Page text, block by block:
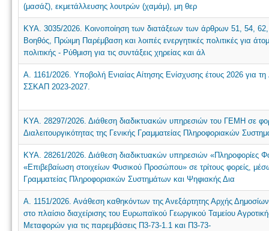
(μασάζ), εκμετάλλευσης λουτρών (χαμάμ), μη θερ
ΚΥΑ. 3035/2026. Κοινοποίηση των διατάξεων των άρθρων 51, 54,
Βοηθός, Πρώιμη Παρέμβαση και λοιπές ενεργητικές πολιτικές για
πολιτικής - Ρύθμιση για τις συντάξεις χηρείας και άλ
Α. 1161/2026. Υποβολή Ενιαίας Αίτησης Ενίσχυσης έτους 2026 για
ΣΣΚΑΠ 2023-2027.
ΚΥΑ. 28297/2026. Διάθεση διαδικτυακών υπηρεσιών του ΓΕΜΗ σε
Διαλειτουργικότητας της Γενικής Γραμματείας Πληροφοριακών
ΚΥΑ. 28261/2026. Διάθεση διαδικτυακών υπηρεσιών
«Επιβεβαίωση στοιχείων Φυσικού Προσώπου» σε τρίτους φορείς,
Γραμματείας Πληροφοριακών Συστημάτων και Ψηφιακής Δια
Α. 1151/2026. Ανάθεση καθηκόντων της Ανεξάρτητης Αρχής
στο πλαίσιο διαχείρισης του Ευρωπαϊκού Γεωργικού Ταμείου
Μεταφορών για τις παρεμβάσεις Π3-73-1.1 και Π3-73-